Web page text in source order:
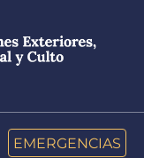
EMERGENCIAS